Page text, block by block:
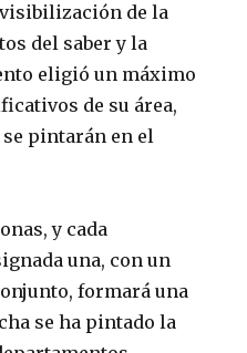
de la
del saber y la
eligió un máximo
de su área,
se pintarán en el
y cada
una, con un
formará una
se ha pintado la